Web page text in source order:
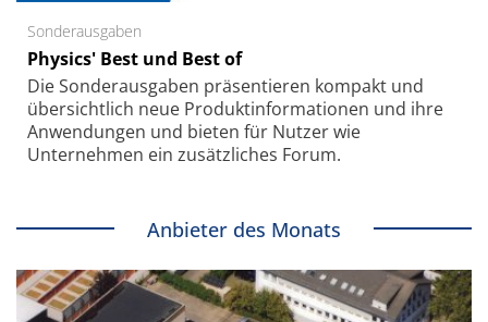
Sonderausgaben
Physics' Best und Best of
Die Sonder­ausgaben präsentieren kompakt und
übersichtlich neue Produkt­informationen und ihre
Anwendungen und bieten für Nutzer wie
Unternehmen ein zusätzliches Forum.
Anbieter des Monats